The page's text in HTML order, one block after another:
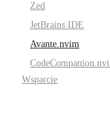
Zed
JetBrains IDE
Avante.nvim
Wsparcie